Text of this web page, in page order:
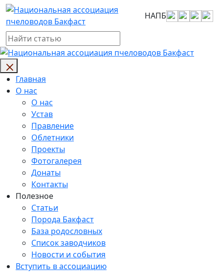
Skip
content
НАПБ
Главная
О нас
О нас
Устав
Правление
Облетники
Проекты
Фотогалерея
Донаты
Контакты
Полезное
Статьи
Порода Бакфаст
База родословных
Список заводчиков
Новости и события
Вступить в ассоциацию